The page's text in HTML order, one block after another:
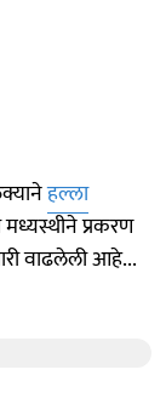
हल्ला
प्रकरण
वाढलेली आहे...